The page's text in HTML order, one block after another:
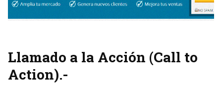
Llamado a la Acción (Call to
Action).-